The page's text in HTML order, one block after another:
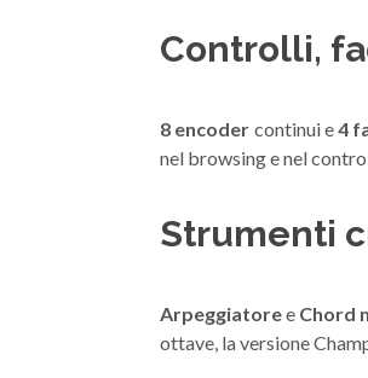
Controlli,
8 encoder continui e4
nel browsing e nel
Strumenti
Arpeggiatoree Chord
ottave, la versione